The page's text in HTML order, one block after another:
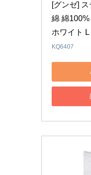
[グンゼ]
綿 綿
ホワイト L
KQ6407